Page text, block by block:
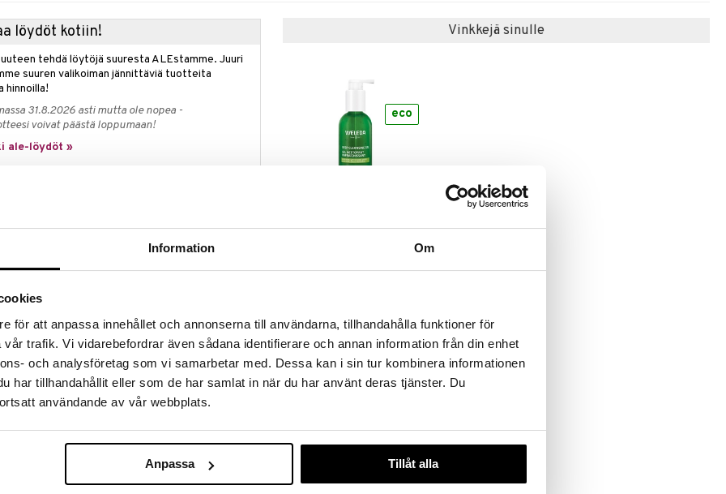
Information Om
för att anpassa innehållet och annonserna till användarna, tillhandahålla funktioner för
trafik. Vi vidarebefordrar även sådana identifierare och annan information från din enhet
och analysföretag som vi samarbetar med. Dessa kan i sin tur kombinera informationen
har tillhandahållit eller som de har samlat in när du har använt deras tjänster. Du
användande av vår webbplats.
Anpassa Tillåt alla
löydöt kotiin!
tehdä löytöjä suuresta ALEstamme. Juuri
suuren valikoiman jännittäviä tuotteita
hinnoilla!
31.8.2026 asti mutta ole nopea -
voivat päästä loppumaan!
ale-löydöt »
tuote kaksoispuhdistusrutiinisi
aprikoosiöljyä ja taikapähkinätislettä, joilla on kevyt
materiaalista valmistettu muovipumppu.
testattu.
ihotyypille.
Vinkkejä sinulle
Gel
eco